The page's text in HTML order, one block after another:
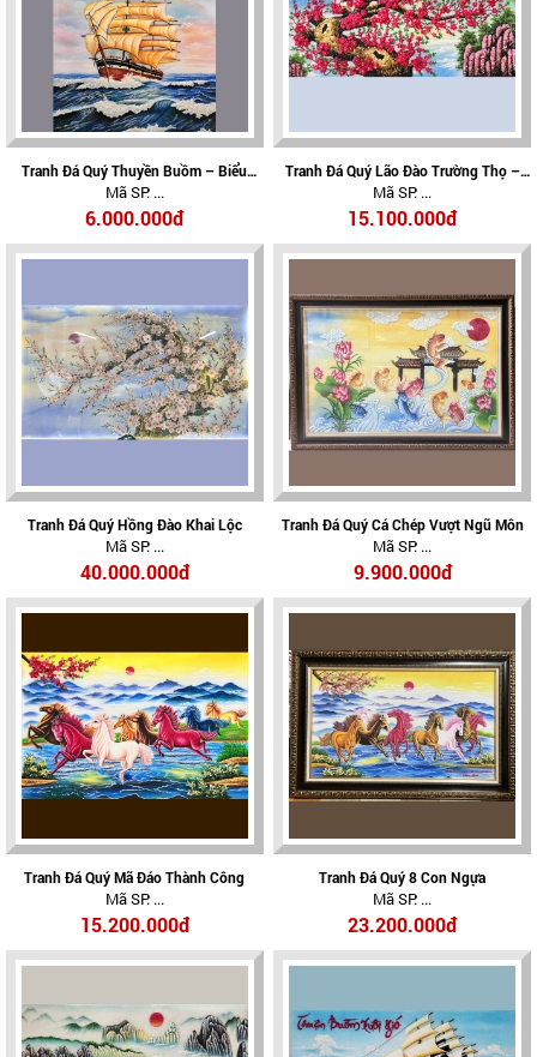
Tranh Đá Quý Thuyền Buồm – Biểu
Tượng Thuận Buồm Xuôi Gió, Tài Lộc
Hanh Thông
Mã SP: ...
6.000.000đ
Tranh Đá Quý Lão Đào Trường Thọ –
Biểu Tượng Trường Thọ, Phúc Lộc Và
An Khang
Mã SP: ...
15.100.000đ
Tranh Đá Quý Hồng Đào Khai Lộc
Mã SP: ...
40.000.000đ
Tranh Đá Quý Cá Chép Vượt Ngũ Môn
Mã SP: ...
9.900.000đ
Tranh Đá Quý Mã Đáo Thành Công
Mã SP: ...
15.200.000đ
Tranh Đá Quý 8 Con Ngựa
Mã SP: ...
23.200.000đ